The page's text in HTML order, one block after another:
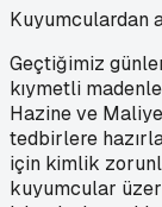
Kuyumculardan
Geçtiğimiz
kıymetli
Hazine ve
tedbirlere
için kimlik
kuyumcular